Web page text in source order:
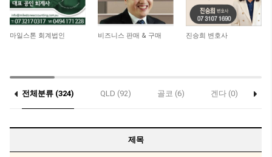
4,655
마일스톤 회계법인 15,044
비즈니스 판매 & 구매 11,049
진승희 변호사
전체분류 (324) QLD (92) 골코 (6) 겐다 (0)
제목